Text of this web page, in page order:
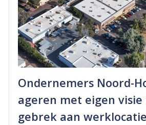
Ondernemers Noord-
ageren met eigen visie
gebrek aan